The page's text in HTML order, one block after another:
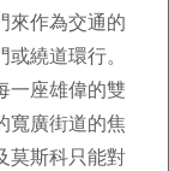
來作為交通的
繞道環行。
一座雄偉的雙
寬廣街道的焦
莫斯科只能對